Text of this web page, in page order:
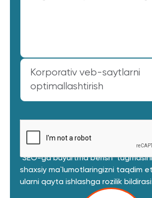
Korporativ veb-saytlarni
optimallashtirish
"SEO-ga buyurtma berish"
shaxsiy ma`lumotlaringizni taqdim
ularni qayta ishlashga rozilik